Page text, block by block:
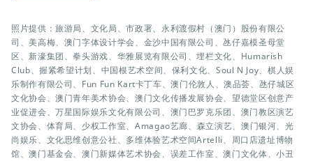
照片提供：旅游局、文化局、市政署、永利渡假村（澳门）股份有限公
司、美高梅、澳门字体设计学会、金沙中国有限公司、氹仔嘉模圣母堂
区、新濠集团、拳头游戏、华雅展览有限公司、埋栏文化、Humarish
Club、握紧希望计划、中国根艺术空间、保利文化、Soul N Joy、棋人娱
乐制作有限公司、Fun Fun Kart卡丁车、澳门伦敦人、澳品荟、氹仔城区
文化协会、澳门青年美术协会、澳门文化传播发展协会、望德堂区创意产
业促进会、万星国际娱乐文化有限公司、澳门巴罗克乐团、澳门教区演艺
文协会、体育局、少权工作室、Amagao艺廊、森立演艺、澳门银河、光
尚娱乐、文化思维创意公社、多维体验艺术空间Artelli、周口店遗址博物
馆、澳门基金会、澳门新媒体艺术协会、误差工作室、澳门文化体、小丑